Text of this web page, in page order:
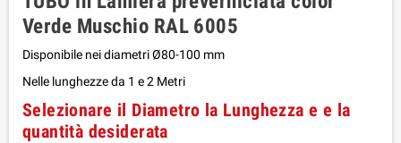
Verde Muschio RAL 6005
Disponibile nei diametri Ø80-100 mm
Nelle lunghezze da 1 e 2 Metri
Selezionare il Diametro la Lunghezza e e la
quantità desiderata